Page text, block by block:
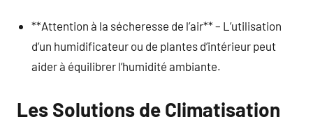
**Attention à la sécheresse de l’air** – L’utilisation
d’un humidificateur ou de plantes d’intérieur peut
aider à équilibrer l’humidité ambiante.
Les Solutions de Climatisation